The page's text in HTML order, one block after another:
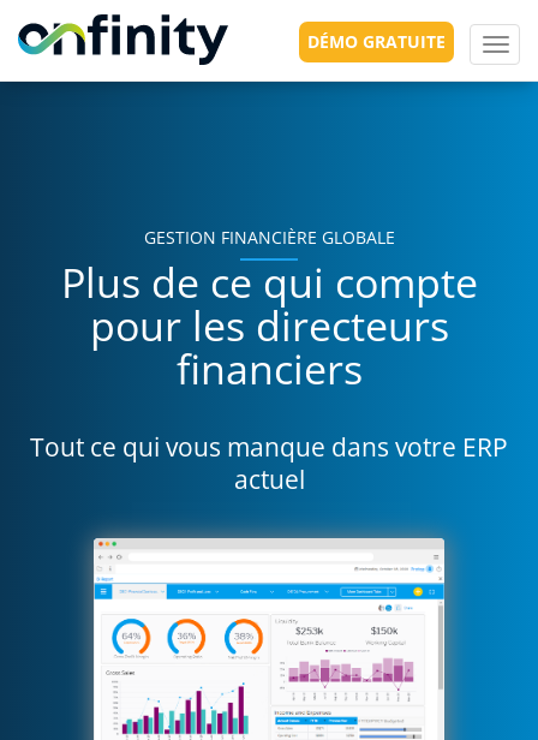
DÉMO GRATUITE
GESTION FINANCIÈRE GLOBALE
Plus de ce qui compte
pour les directeurs
financiers
Tout ce qui vous manque dans votre ERP
actuel